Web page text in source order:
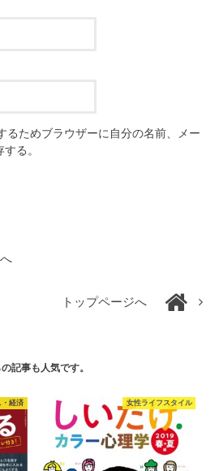
るためブラウザーに自分の名前、メー
る。
トップページへ
記事も人気です。
・経済 女性ライフスタイル